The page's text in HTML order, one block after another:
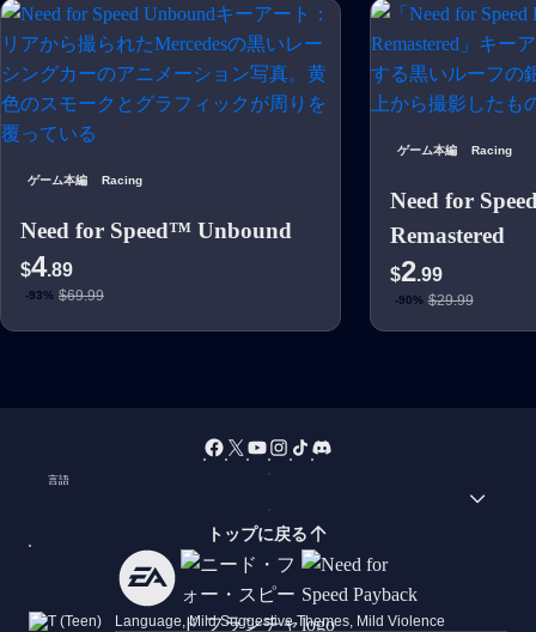
ゲーム本編 Racing
Need for Speed™ Unbound
$4.89
-93% $69.99
ゲーム本編 Racing
Need for
Remastered
$2.99
-90% $29.99
言語
トップに戻る
Language, Mild Suggestive Themes, Mild Violence